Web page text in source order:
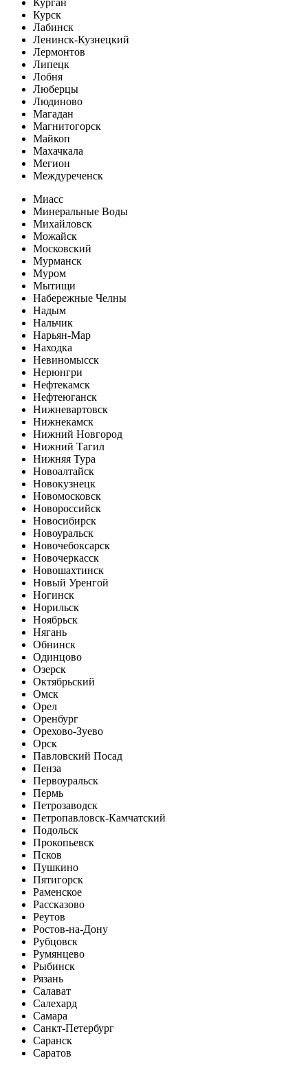
Курск
Лабинск
Ленинск-Кузнецкий
Лермонтов
Липецк
Лобня
Люберцы
Людиново
Магадан
Магнитогорск
Майкоп
Махачкала
Мегион
Междуреченск
Миасс
Минеральные Воды
Михайловск
Можайск
Московский
Мурманск
Муром
Мытищи
Набережные Челны
Надым
Нальчик
Нарьян-Мар
Находка
Невиномысск
Нерюнгри
Нефтекамск
Нефтеюганск
Нижневартовск
Нижнекамск
Нижний Новгород
Нижний Тагил
Нижняя Тура
Новоалтайск
Новокузнецк
Новомосковск
Новороссийск
Новосибирск
Новоуральск
Новочебоксарск
Новочеркасск
Новошахтинск
Новый Уренгой
Ногинск
Норильск
Ноябрьск
Нягань
Обнинск
Одинцово
Озерск
Октябрьский
Омск
Орел
Оренбург
Орехово-Зуево
Орск
Павловский Посад
Пенза
Первоуральск
Пермь
Петрозаводск
Петропавловск-Камчатский
Подольск
Прокопьевск
Псков
Пушкино
Пятигорск
Раменское
Рассказово
Реутов
Ростов-на-Дону
Рубцовск
Румянцево
Рыбинск
Рязань
Салават
Салехард
Самара
Санкт-Петербург
Саранск
Саратов